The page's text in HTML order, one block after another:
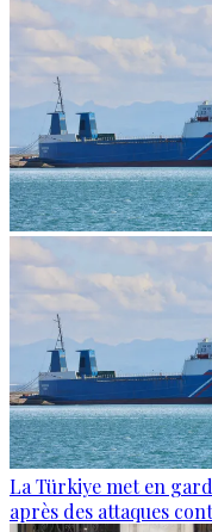
La Türkiye met en
après des attaques